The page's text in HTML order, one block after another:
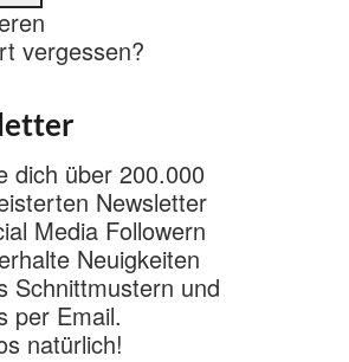
vergessen?
dich über 200.000
Newsletter
Media Followern
Neuigkeiten
Schnittmustern und
per Email.
natürlich!